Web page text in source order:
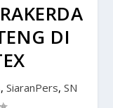
DI
, SiaranPers, SN